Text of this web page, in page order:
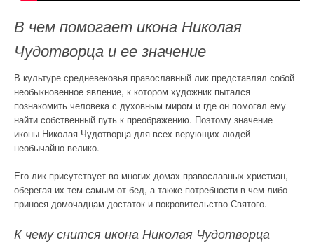
В чем помогает икона Николая
Чудотворца и ее значение
В культуре средневековья православный лик представлял собой
необыкновенное явление, к котором художник пытался
познакомить человека с духовным миром и где он помогал ему
найти собственный путь к преображению. Поэтому значение
иконы Николая Чудотворца для всех верующих людей
необычайно велико.
Его лик присутствует во многих домах православных христиан,
оберегая их тем самым от бед, а также потребности в чем-либо
принося домочадцам достаток и покровительство Святого.
К чему снится икона Николая Чудотворца